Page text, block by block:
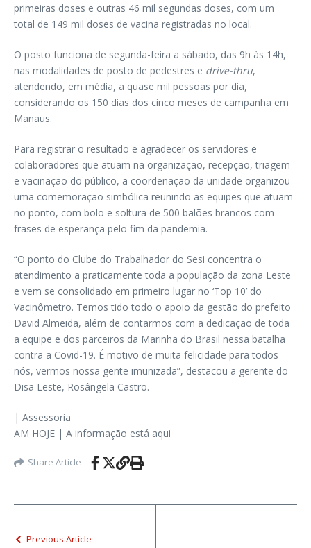
primeiras doses e outras 46 mil segundas doses, com um
total de 149 mil doses de vacina registradas no local.
O posto funciona de segunda-feira a sábado, das 9h às 14h,
nas modalidades de posto de pedestres e drive-thru,
atendendo, em média, a quase mil pessoas por dia,
considerando os 150 dias dos cinco meses de campanha em
Manaus.
Para registrar o resultado e agradecer os servidores e
colaboradores que atuam na organização, recepção, triagem
e vacinação do público, a coordenação da unidade organizou
uma comemoração simbólica reunindo as equipes que atuam
no ponto, com bolo e soltura de 500 balões brancos com
frases de esperança pelo fim da pandemia.
“O ponto do Clube do Trabalhador do Sesi concentra o
atendimento a praticamente toda a população da zona Leste
e vem se consolidado em primeiro lugar no ‘Top 10’ do
Vacinômetro. Temos tido todo o apoio da gestão do prefeito
David Almeida, além de contarmos com a dedicação de toda
a equipe e dos parceiros da Marinha do Brasil nessa batalha
contra a Covid-19. É motivo de muita felicidade para todos
nós, vermos nossa gente imunizada”, destacou a gerente do
Disa Leste, Rosângela Castro.
| Assessoria
AM HOJE | A informação está aqui
Share Article
Previous Article